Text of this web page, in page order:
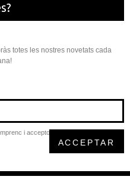
totes les nostres novetats cada
i accepto la
ACCEPTAR